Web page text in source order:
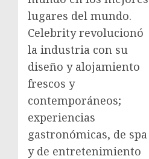
lugares del mundo.
Celebrity revolucionó
la industria con su
diseño y alojamiento
frescos y
contemporáneos;
experiencias
gastronómicas, de spa
y de entretenimiento